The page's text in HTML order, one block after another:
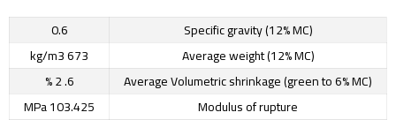
Specific gravity (12% MC)
0.6
Average weight (12% MC)
673 kg/m3
Average Volumetric shrinkage (green to 6% MC)
6. 2 %
Modulus of rupture
103.425 MPa